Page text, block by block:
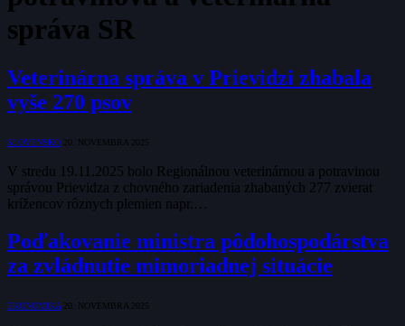
správa SR
Veterinárna správa v Prievidzi zhabala
vyše 270 psov
SLOVENSKO 20. NOVEMBRA 2025
V stredu 19.11.2025 bolo Regionálnou veterinárnou a potravinou
správou Prievidza z chovného zariadenia zhabaných 277 zvierat
krížencov rôznych plemien napr.…
Poďakovanie ministra pôdohospodárstva
za zvládnutie mimoriadnej situácie
EKONOMIKA 20. NOVEMBRA 2025